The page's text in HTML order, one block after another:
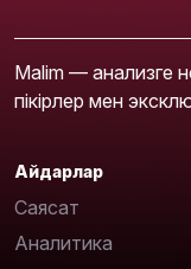
Malim — анализге
пікірлер мен
Айдарлар
Саясат
Аналитика